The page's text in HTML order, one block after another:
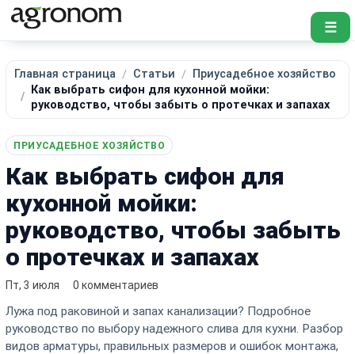
☰
Главная страница Статьи
Приусадебное хозяйство
Как выбрать сифон для кухонной мойки:
руководство, чтобы забыть о протечках и запахах
ПРИУСАДЕБНОЕ ХОЗЯЙСТВО
Как выбрать сифон для
кухонной мойки:
руководство, чтобы забыть
о протечках и запахах
Пт, 3 июля 0 комментариев
Лужа под раковиной и запах канализации? Подробное
руководство по выбору надежного слива для кухни. Разбор
видов арматуры, правильных размеров и ошибок монтажа,